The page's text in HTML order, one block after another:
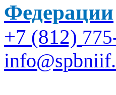
Федерации
+7 (812)